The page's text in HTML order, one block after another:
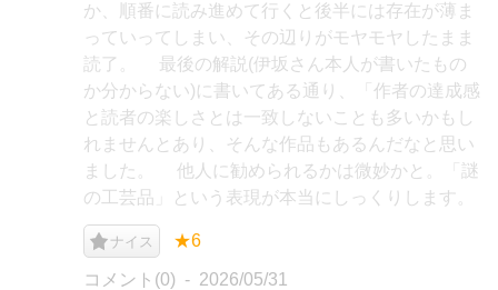
か、順番に読み進めて行くと後半には存在が薄ま
っていってしまい、その辺りがモヤモヤしたまま
読了。 最後の解説(伊坂さん本人が書いたもの
か分からない)に書いてある通り、「作者の達成感
と読者の楽しさとは一致しないことも多いかもし
れませんとあり、そんな作品もあるんだなと思い
ました。 他人に勧められるかは微妙かと。「謎
の工芸品」という表現が本当にしっくりします。
ナイス ★6
コメント(0) 2026/05/31